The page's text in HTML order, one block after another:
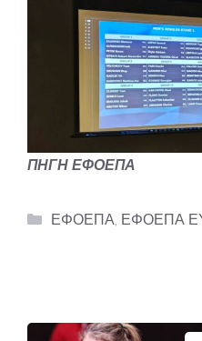
ΠΗΓΗ ΕΦΟΕΠΑ
Categories
ΕΦΟΕΠΑ, ΕΦΟΕΠΑ